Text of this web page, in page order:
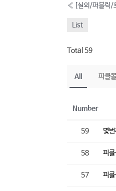
« [실외/퍼블릭/
List
Total 59
All 피클
Number
59 몇
58 피
57 피